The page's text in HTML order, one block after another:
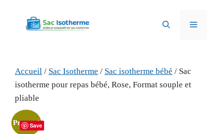
contenu
Menu
Accueil / Sac Isotherme / Sac isotherme bébé / Sac
isotherme pour repas bébé, Rose, Format souple et
pliable
Promo !
Save